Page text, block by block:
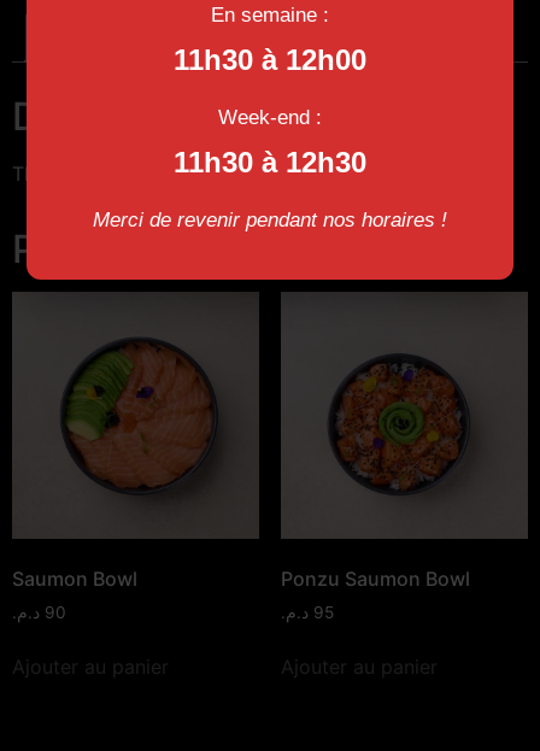
Description
Thon, Avocat, Caviar Riz Vinaigré
Produits similaires
Saumon Bowl
90 د.م.
Ajouter au panier
Ponzu Saumon Bowl
95 د.م.
Ajouter au panier
En semaine :
11h30 à 12h00
Week-end :
11h30 à 12h30
Merci de revenir pendant nos horaires !